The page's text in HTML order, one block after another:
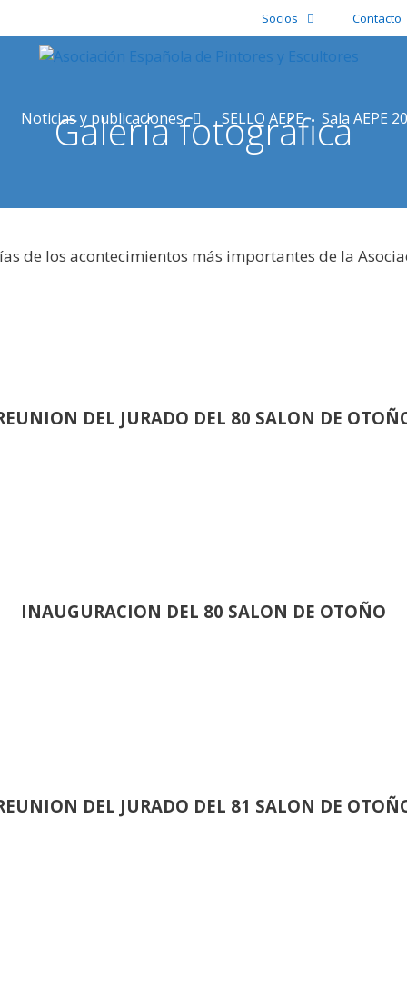
Socios Contacto
Noticias y publicaciones SELLO AEPE Sala AEPE
Galería fotográfica
de los acontecimientos más importantes de la
DEL JURADO DEL 80 SALON DE
INAUGURACION DEL 80 SALON DE OTOÑO
DEL JURADO DEL 81 SALON DE